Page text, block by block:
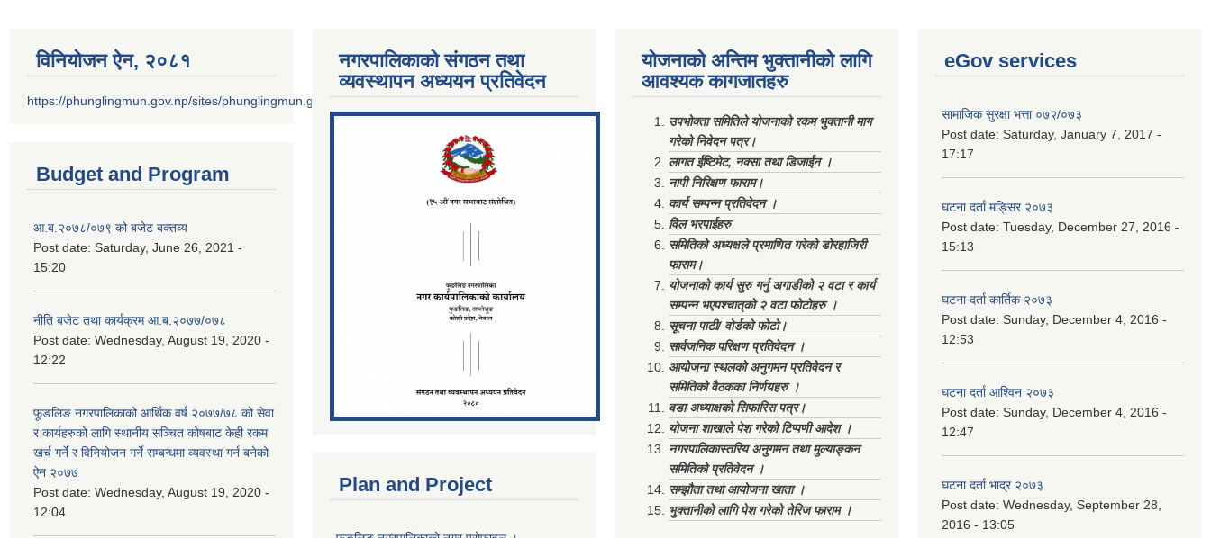
विनियोजन ऐन‚ २०८१
https://phunglingmun.gov.np/sites/phunglingmun.gov.np/files/documents/Al...
Budget and Program
आ.ब.२०७८/०७९ को बजेट बक्तव्य
Post date: Saturday, June 26, 2021 -
15:20
नीति बजेट तथा कार्यक्रम आ.ब.२०७७/०७८
Post date: Wednesday, August 19, 2020 -
12:22
फूङलिङ नगरपालिकाको आर्थिक वर्ष २०७७/७८ को सेवा
र कार्यहरुको लागि स्थानीय सञ्चित कोषबाट केही रकम
खर्च गर्ने र विनियोजन गर्ने सम्बन्धमा व्यवस्था गर्न बनेको
ऐन २०७७
Post date: Wednesday, August 19, 2020 -
12:04
नगरपालिकाको संगठन तथा
व्यवस्थापन अध्ययन प्रतिवेदन
Plan and Project
योजनाको अन्तिम भुक्तानीको लागि
आवश्यक कागजातहरु
उपभोक्ता समितिले योजनाको रकम भुक्तानी माग
गरेको निवेदन पत्र।
लागत ईष्टिमेट, नक्सा तथा डिजाईन ।
नापी निरिक्षण फाराम।
कार्य सम्पन्न प्रतिवेदन ।
विल भरपाईहरु
समितिको अध्यक्षले प्रमाणित गरेको डोरहाजिरी
फाराम।
योजनाको कार्य सुरु गर्नु अगाडीको २ वटा र कार्य
सम्पन्न भएपश्चात्‌को २ वटा फोटोहरु ।
सूचना पाटी/ वोर्डको फोटो।
सार्वजनिक परिक्षण प्रतिवेदन ।
आयोजना स्थलको अनुगमन प्रतिवेदन र
समितिको वैठकका निर्णयहरु ।
वडा अध्याक्षको सिफारिस पत्र।
योजना शाखाले पेश गरेको टिप्पणी आदेश ।
नगरपालिकास्तरिय अनुगमन तथा मुल्याङ्कन
समितिको प्रतिवेदन ।
सम्झौता तथा आयोजना खाता ।
भुक्तानीको लागि पेश गरेको तेरिज फाराम ।
eGov services
सामाजिक सुरक्षा भत्ता ०७२/०७३
Post date: Saturday, January 7, 2017 -
17:17
घटना दर्ता मङ्सिर २०७३
Post date: Tuesday, December 27, 2016 -
15:13
घटना दर्ता कार्तिक २०७३
Post date: Sunday, December 4, 2016 -
12:53
घटना दर्ता आश्विन २०७३
Post date: Sunday, December 4, 2016 -
12:47
घटना दर्ता भाद्र २०७३
Post date: Wednesday, September 28,
2016 - 13:05